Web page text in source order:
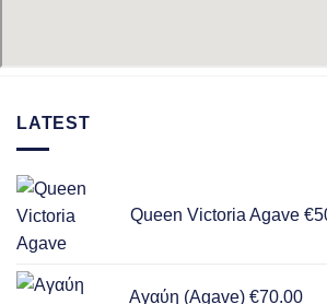
LATEST
Queen Victoria Agave €
Αγαύη (Agave) €70.00